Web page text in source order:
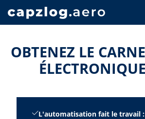
OBTENEZ LE
L'automatisation fait le travail :